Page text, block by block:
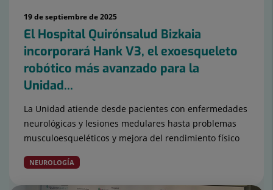
19 de septiembre de 2025
El Hospital Quirónsalud Bizkaia
incorporará Hank V3, el exoesqueleto
robótico más avanzado para la
Unidad...
La Unidad atiende desde pacientes con enfermedades
neurológicas y lesiones medulares hasta problemas
musculoesqueléticos y mejora del rendimiento físico
NEUROLOGÍA